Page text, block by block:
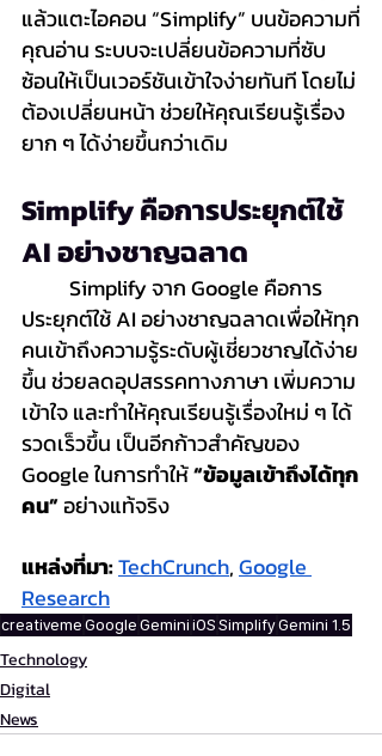
แล้วแตะไอคอน “Simplify” บนข้อความที่
คุณอ่าน ระบบจะเปลี่ยนข้อความที่ซับ
ซ้อนให้เป็นเวอร์ชันเข้าใจง่ายทันที โดยไม่
ต้องเปลี่ยนหน้า ช่วยให้คุณเรียนรู้เรื่อง
ยาก ๆ ได้ง่ายขึ้นกว่าเดิม
Simplify คือการประยุกต์ใช้
AI อย่างชาญฉลาด
ประยุกต์ใช้ AI อย่างชาญฉลาดเพื่อให้ทุก
คนเข้าถึงความรู้ระดับผู้เชี่ยวชาญได้ง่าย
ขึ้น ช่วยลดอุปสรรคทางภาษา เพิ่มความ
เข้าใจ และทำให้คุณเรียนรู้เรื่องใหม่ ๆ ได้
รวดเร็วขึ้น เป็นอีกก้าวสำคัญของ
Google ในการทำให้ “ข้อมูลเข้าถึงได้ทุก
คน” อย่างแท้จริง
แหล่งที่มา:TechCrunch, Google
Research
creativemeGoogleGeminiiOSSimplifyGemini 1.5
Technology
Digital
News